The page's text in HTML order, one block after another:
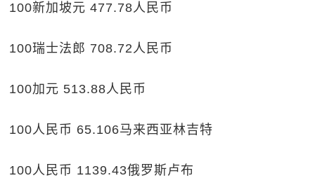
100新加坡元 477.78人民币
100瑞士法郎 708.72人民币
100加元 513.88人民币
100人民币 65.106马来西亚林吉特
100人民币 1139.43俄罗斯卢布